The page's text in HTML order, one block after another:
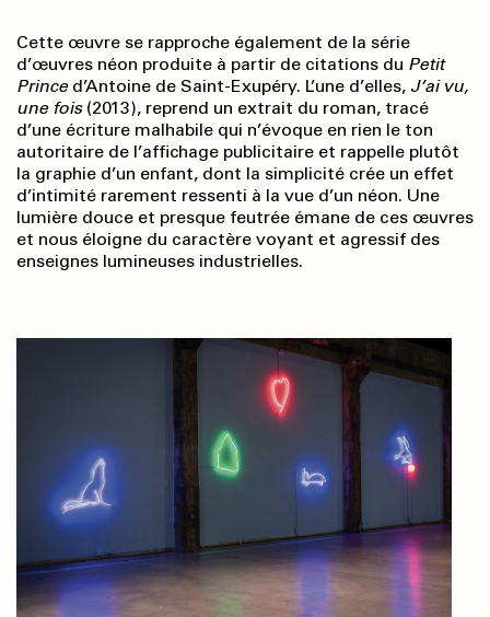
Cette œuvre se rapproche également de la série
d’œuvres néon produite à partir de citations du Petit
Prince d’Antoine de Saint-Exupéry. L’une d’elles, J’ai vu,
une fois (2013), reprend un extrait du roman, tracé
d’une écriture malhabile qui n’évoque en rien le ton
autoritaire de l’affichage publicitaire et rappelle plutôt
la graphie d’un enfant, dont la simplicité crée un effet
d’intimité rarement ressenti à la vue d’un néon. Une
lumière douce et presque feutrée émane de ces œuvres
et nous éloigne du caractère voyant et agressif des
enseignes lumineuses industrielles.